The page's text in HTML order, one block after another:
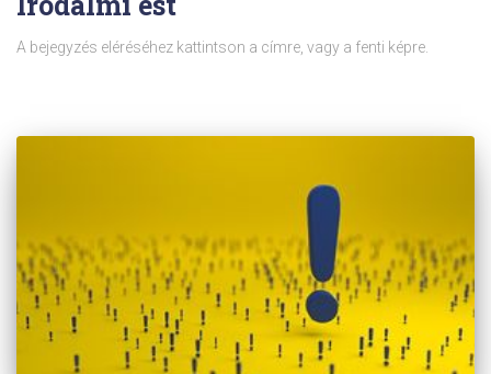
A bejegyzés eléréséhez kattintson a címre, vagy a fenti képre.